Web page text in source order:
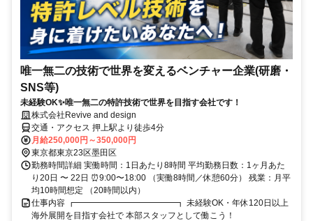
唯一無二の技術で世界を変えるベンチャー企業(研磨・
SNS等)
未経験OK✨唯一無二の特許技術で世界を目指す会社です！
株式会社Revive and design
交通・アクセス 押上駅より徒歩4分
月給250,000円～350,000円
東京都東京23区墨田区
勤務時間詳細 実働時間：1日あたり8時間 平均勤務日数：1ヶ月あた
り20日 〜 22日 ⏰9:00〜18:00 （実働8時間／休憩60分） 残業：月平
均10時間想定 （20時間以内）
仕事内容 ┏━━━━━━━━━━━━┓ 未経験OK・年休120日以上
海外展開を目指す会社で 本部スタッフとして働こう！